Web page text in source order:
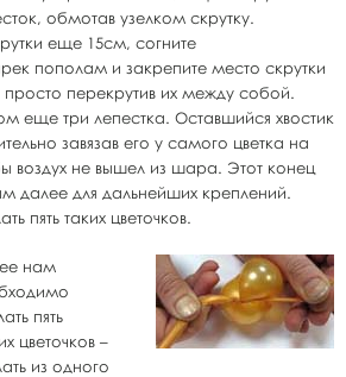
обмотав узелком скрутку.
еще 15см, согните
пополам и закрепите место скрутки
перекрутив их между собой.
еще три лепестка. Оставшийся хвостик
завязав его у самого цветка на
воздух не вышел из шара. Этот конец
далее для дальнейших креплений.
пять таких цветочков.
нам
пять
цветочков –
из одного